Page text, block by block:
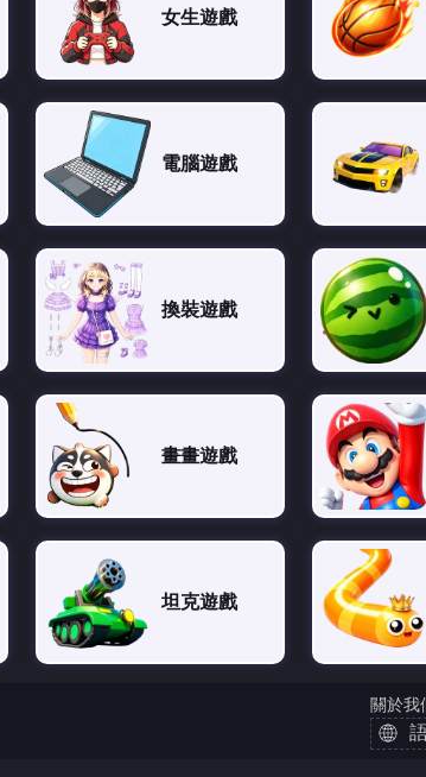
女生遊戲
電腦遊戲
換裝遊戲
畫畫遊戲
坦克遊戲
關於我